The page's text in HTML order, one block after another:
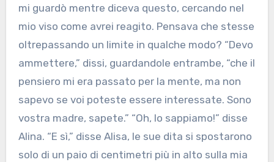
mi guardò mentre diceva questo, cercando nel
mio viso come avrei reagito. Pensava che stesse
oltrepassando un limite in qualche modo? “Devo
ammettere,” dissi, guardandole entrambe, “che il
pensiero mi era passato per la mente, ma non
sapevo se voi poteste essere interessate. Sono
vostra madre, sapete.” “Oh, lo sappiamo!” disse
Alina. “E sì,” disse Alisa, le sue dita si spostarono
solo di un paio di centimetri più in alto sulla mia